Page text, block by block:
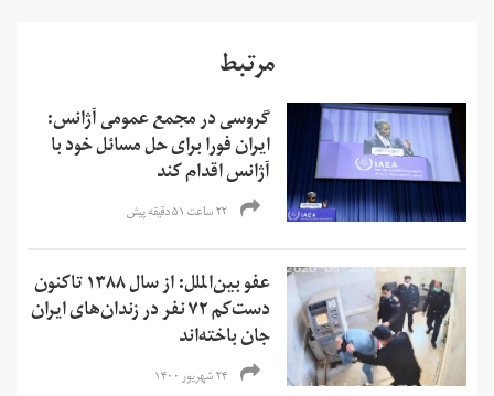
مرتبط
گروسی در مجمع عمومی آژانس:
ایران فورا برای حل مسائل خود با
آژانس اقدام کند
۲۲ ساعت ۵۱ دقیقه پیش
عفو بین‌الملل: از سال ۱۳۸۸ تاکنون
دست‌کم ۷۲ نفر در زندان‌های ایران
جان باخته‌اند
۲۴ شهریور ۱۴۰۰